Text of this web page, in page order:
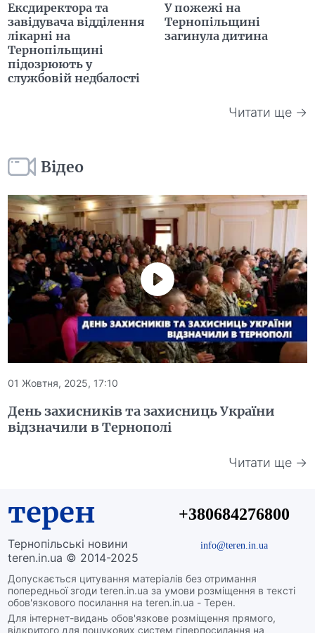
Ексдиректора та
завідувача відділення
лікарні на
Тернопільщині
підозрюють у
службовій недбалості
У пожежі на
Тернопільщині
загинула дитина
Читати ще →
Відео
01 Жовтня, 2025, 17:10
День захисників та захисниць України
відзначили в Тернополі
Читати ще →
терен
Тернопільські новини
teren.in.ua © 2014-2025
Допускається цитування матеріалів без отримання
попередньої згоди teren.in.ua за умови розміщення в тексті
обов'язкового посилання на teren.in.ua - Терен.
Для інтернет-видань обов'язкове розміщення прямого,
відкритого для пошукових систем гіперпосилання на
+380684276800
info@teren.in.ua